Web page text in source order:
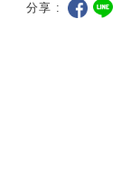
分享